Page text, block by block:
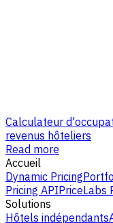
Calculateur
revenus hôteliers
Read more
Accueil
Dynamic Pricing
Pricing APIPriceLabs
Solutions
Hôtels indépendants